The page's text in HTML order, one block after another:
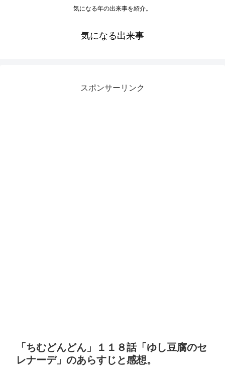
気になる年の出来事を紹介。
気になる出来事
スポンサーリンク
「ちむどんどん」１１８話「ゆし豆腐のセ
レナーデ」のあらすじと感想。